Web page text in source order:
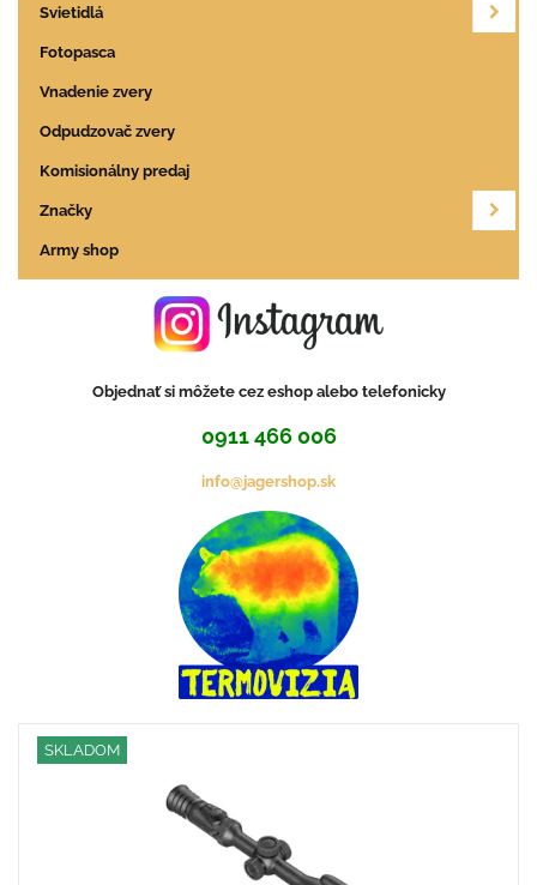
Svietidlá
Fotopasca
Vnadenie zvery
Odpudzovač zvery
Komisionálny predaj
Značky
Army shop
Objednať si môžete cez eshop alebo telefonicky
0911 466 006
info@jagershop.sk
SKLADOM